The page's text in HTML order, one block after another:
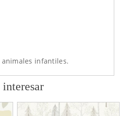
animales infantiles.
interesar